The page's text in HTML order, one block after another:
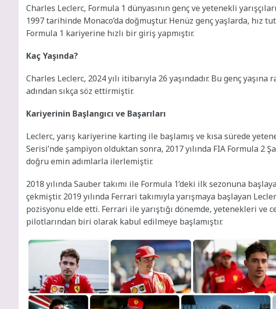
Charles Leclerc, Formula 1 dünyasının genç ve yetenekli
1997 tarihinde Monaco’da doğmuştur. Henüz genç yaşlarda, hız
Formula 1 kariyerine hızlı bir giriş yapmıştır.
Kaç Yaşında?
Charles Leclerc, 2024 yılı itibarıyla 26 yaşındadır. Bu genç
adından sıkça söz ettirmiştir.
Kariyerinin Başlangıcı ve Başarıları
Leclerc, yarış kariyerine karting ile başlamış ve kısa sürede
Serisi’nde şampiyon olduktan sonra, 2017 yılında FIA Formula 2
doğru emin adımlarla ilerlemiştir.
2018 yılında Sauber takımı ile Formula 1’deki ilk sezonuna
çekmiştir. 2019 yılında Ferrari takımıyla yarışmaya başlayan
pozisyonu elde etti. Ferrari ile yarıştığı dönemde, yetenekleri ve
pilotlarından biri olarak kabul edilmeye başlamıştır.